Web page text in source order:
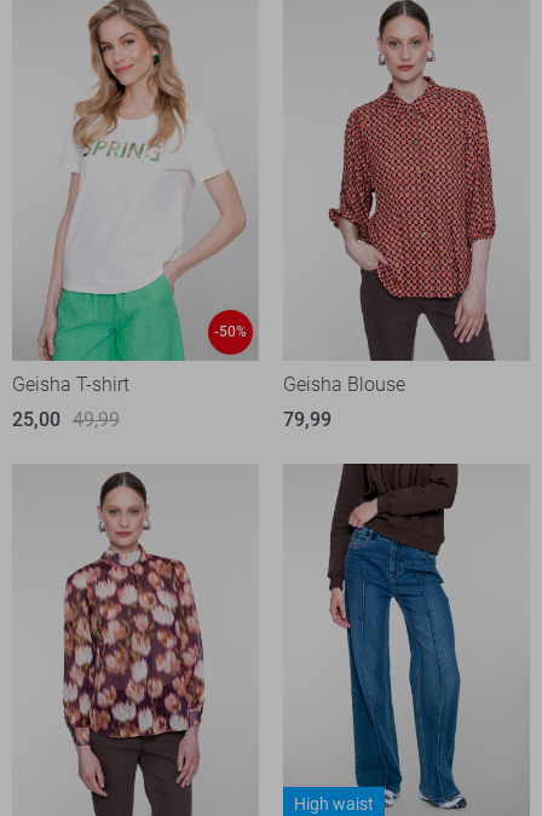
-50%
Geisha T-shirt
25,00 49,99
Geisha Blouse
79,99
High waist